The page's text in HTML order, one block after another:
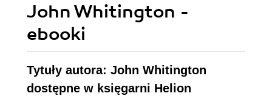
John Whitington -
ebooki
Tytuły autora: John Whitington
dostępne w księgarni Helion